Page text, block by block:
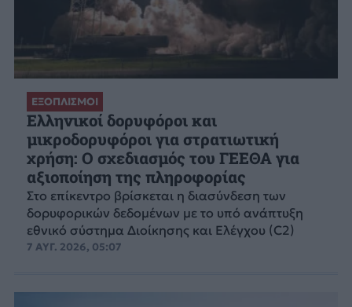
ΕΞΟΠΛΙΣΜΟΙ
Ελληνικοί δορυφόροι και
μικροδορυφόροι για στρατιωτική
χρήση: Ο σχεδιασμός του ΓΕΕΘΑ για
αξιοποίηση της πληροφορίας
Στο επίκεντρο βρίσκεται η διασύνδεση των
δορυφορικών δεδομένων με το υπό ανάπτυξη
εθνικό σύστημα Διοίκησης και Ελέγχου (C2)
7 ΑΥΓ. 2026, 05:07